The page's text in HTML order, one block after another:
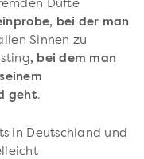
Düfte
bei der man
Sinnen zu
, bei dem man
geht.
in Deutschland und